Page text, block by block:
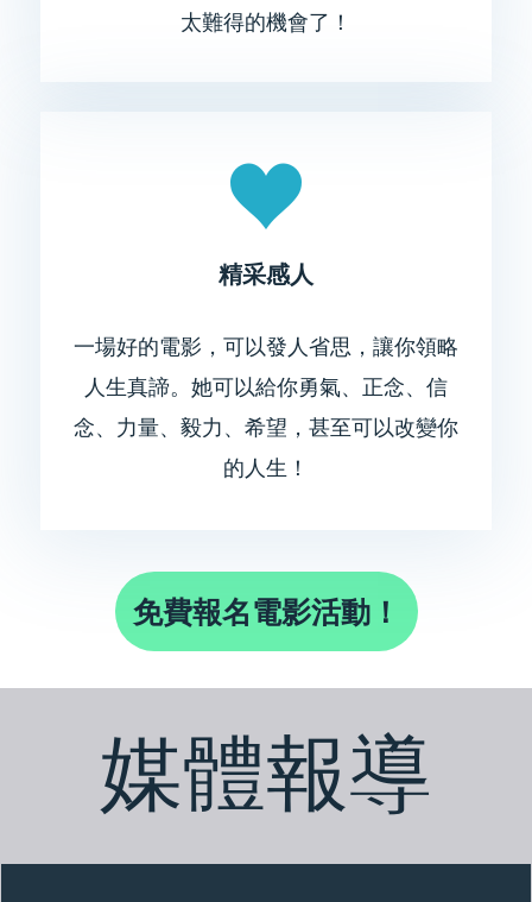
太難得的機會了！
精采感人
一場好的電影，可以​​發人省思，讓你領略
人生真諦。她可以給你勇氣、正念、信
念、力量、毅力、希望，甚至可以改變你
的人生！
免費報名電影活動！
媒體報導